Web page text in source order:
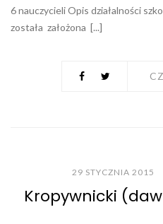
6 nauczycieli Opis działalności
została założona [...]
29 STYCZNIA 2015
Kropywnicki